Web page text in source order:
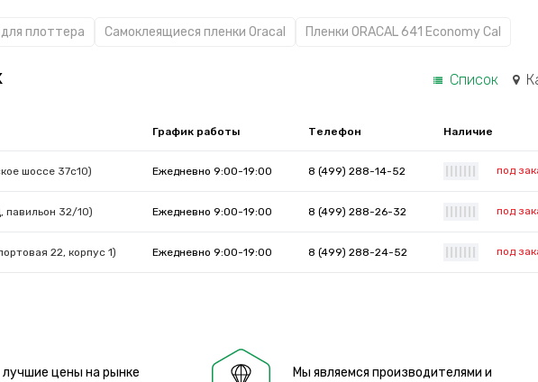
плоттера Самоклеящиеся пленки Oracal Пленки ORACAL 641 Economy Cal
Список
График работы Телефон Наличие
шоссе 37с10) Ежедневно 9:00-19:00 8 (499) 288-14-52 под
павильон 32/10) Ежедневно 9:00-19:00 8 (499) 288-26-32 под
22, корпус 1) Ежедневно 9:00-19:00 8 (499) 288-24-52 под
цены на рынке
Мы являемся производителями и